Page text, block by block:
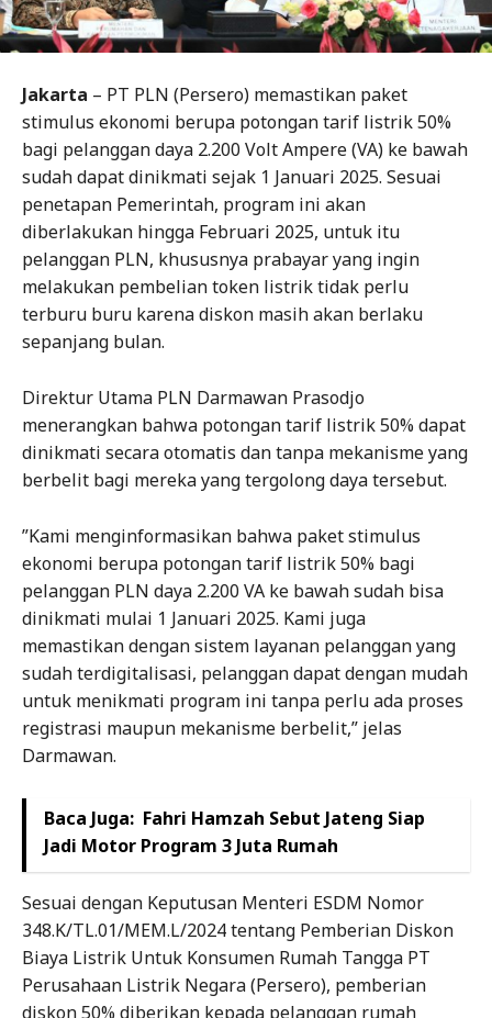
Jakarta – PT PLN (Persero) memastikan paket
stimulus ekonomi berupa potongan tarif listrik 50%
bagi pelanggan daya 2.200 Volt Ampere (VA) ke bawah
sudah dapat dinikmati sejak 1 Januari 2025. Sesuai
penetapan Pemerintah, program ini akan
diberlakukan hingga Februari 2025, untuk itu
pelanggan PLN, khususnya prabayar yang ingin
melakukan pembelian token listrik tidak perlu
terburu buru karena diskon masih akan berlaku
sepanjang bulan.
Direktur Utama PLN Darmawan Prasodjo
menerangkan bahwa potongan tarif listrik 50% dapat
dinikmati secara otomatis dan tanpa mekanisme yang
berbelit bagi mereka yang tergolong daya tersebut.
”Kami menginformasikan bahwa paket stimulus
ekonomi berupa potongan tarif listrik 50% bagi
pelanggan PLN daya 2.200 VA ke bawah sudah bisa
dinikmati mulai 1 Januari 2025. Kami juga
memastikan dengan sistem layanan pelanggan yang
sudah terdigitalisasi, pelanggan dapat dengan mudah
untuk menikmati program ini tanpa perlu ada proses
registrasi maupun mekanisme berbelit,” jelas
Darmawan.
Baca Juga: Fahri Hamzah Sebut Jateng Siap
Jadi Motor Program 3 Juta Rumah
Sesuai dengan Keputusan Menteri ESDM Nomor
348.K/TL.01/MEM.L/2024 tentang Pemberian Diskon
Biaya Listrik Untuk Konsumen Rumah Tangga PT
Perusahaan Listrik Negara (Persero), pemberian
diskon 50% diberikan kepada pelanggan rumah